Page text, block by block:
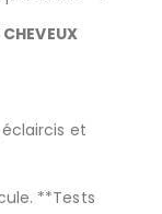
et
**Tests